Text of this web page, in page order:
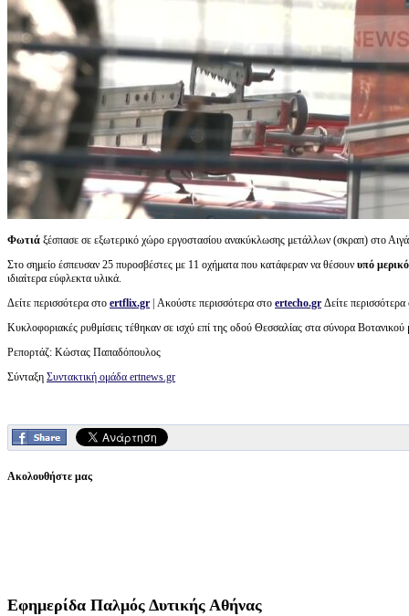
Φωτιά ξέσπασε σε εξωτερικό χώρο εργοστασίου ανακύκλωσης μετάλλων (σκραπ) στο
Στο σημείο έσπευσαν 25 πυροσβέστες με 11 οχήματα που κατάφεραν να θέσουν υπό
ιδιαίτερα εύφλεκτα υλικά.
Δείτε περισσότερα στο ertflix.gr | Ακούστε περισσότερα στο ertecho.gr Δείτε
Κυκλοφοριακές ρυθμίσεις τέθηκαν σε ισχύ επί της οδού Θεσσαλίας στα σύνορα
Ρεπορτάζ: Κώστας Παπαδόπουλος
Σύνταξη Συντακτική ομάδα ertnews.gr
Ακολουθήστε μας
Εφημερίδα Παλμός Δυτικής Αθήνας